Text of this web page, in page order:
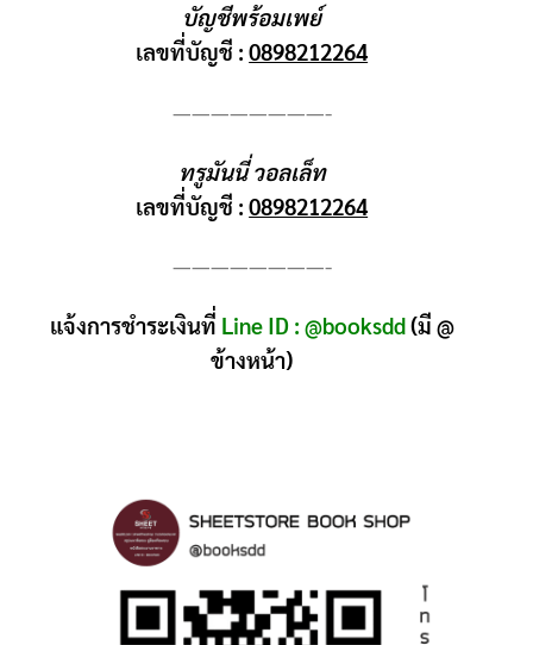
บัญชีพร้อมเพย์
เลขที่บัญชี :0898212264
————————-
ทรูมันนี่ วอลเล็ท
เลขที่บัญชี :0898212264
————————-
แจ้งการชำระเงินที่ Line ID : @booksdd(มี @
ข้างหน้า)